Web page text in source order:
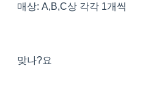
매상: A,B,C상 각각 1개씩
맞나?요